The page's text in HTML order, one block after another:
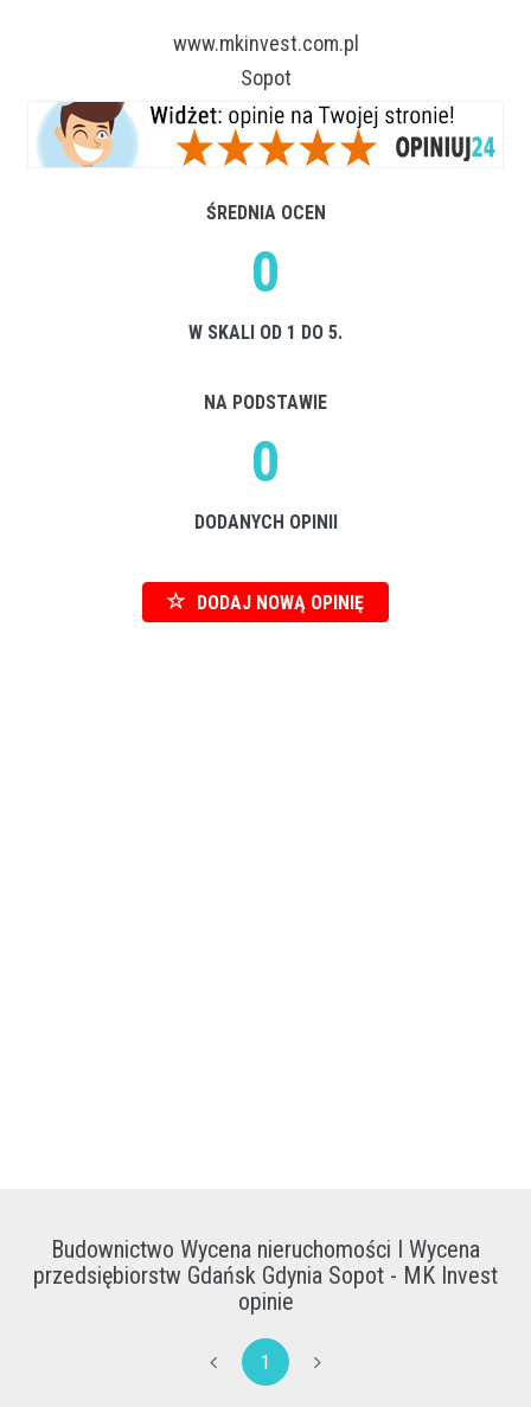
www.mkinvest.com.pl
Sopot
ŚREDNIA OCEN
0
W SKALI OD 1 DO 5.
NA PODSTAWIE
0
DODANYCH OPINII
DODAJ NOWĄ OPINIĘ
Budownictwo Wycena nieruchomości I Wycena
przedsiębiorstw Gdańsk Gdynia Sopot - MK Invest
opinie
1